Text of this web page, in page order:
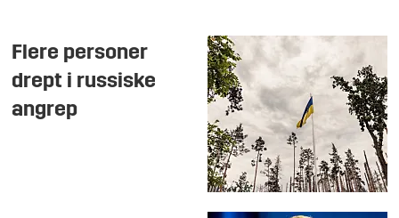
Flere personer
drept i russiske
angrep